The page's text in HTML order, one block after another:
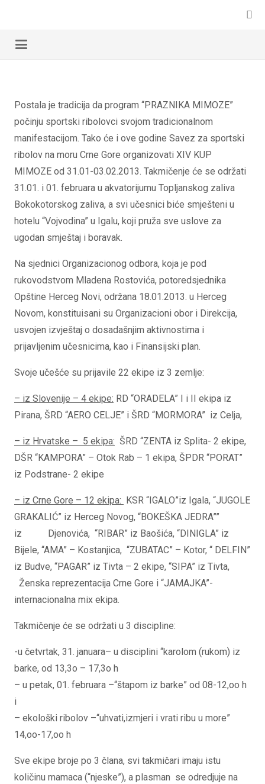
Postala je tradicija da program “PRAZNIKA MIMOZE”
počinju sportski ribolovci svojom tradicionalnom
manifestacijom. Tako će i ove godine Savez za sportski
ribolov na moru Crne Gore organizovati XIV KUP
MIMOZE od 31.01-03.02.2013. Takmičenje će se održati
31.01. i 01. februara u akvatorijumu Topljanskog zaliva
Bokokotorskog zaliva, a svi učesnici biće smješteni u
hotelu “Vojvodina” u Igalu, koji pruža sve uslove za
ugodan smještaj i boravak.
Na sjednici Organizacionog odbora, koja je pod
rukovodstvom Mladena Rostovića, potoredsjednika
Opštine Herceg Novi, održana 18.01.2013. u Herceg
Novom, konstituisani su Organizacioni obor i Direkcija,
usvojen izvještaj o dosadašnjim aktivnostima i
prijavljenim učesnicima, kao i Finansijski plan.
Svoje učešće su prijavile 22 ekipe iz 3 zemlje:
– iz Slovenije – 4 ekipe: RD “ORADELA” I i II ekipa iz
Pirana, ŠRD “AERO CELJE” i ŠRD “MORMORA” iz Celja,
– iz Hrvatske – 5 ekipa: ŠRD “ZENTA iz Splita- 2 ekipe,
DŠR “KAMPORA” – Otok Rab – 1 ekipa, ŠPDR “PORAT”
iz Podstrane- 2 ekipe
– iz Crne Gore – 12 ekipa: KSR “IGALO”iz Igala, “JUGOLE
GRAKALIĆ” iz Herceg Novog, “BOKEŠKA JEDRA””
iz Djenovića, “RIBAR” iz Baošića, “DINIGLA” iz
Bijele, “AMA” – Kostanjica, “ZUBATAC” – Kotor, “ DELFIN”
iz Budve, “PAGAR” iz Tivta – 2 ekipe, “SIPA” iz Tivta,
Ženska reprezentacija Crne Gore i “JAMAJKA”-
internacionalna mix ekipa.
Takmičenje će se održati u 3 discipline:
-u četvrtak, 31. januara– u disciplini “karolom (rukom) iz
barke, od 13,3o – 17,3o h
– u petak, 01. februara –“štapom iz barke” od 08-12,oo h
i
– ekološki ribolov –“uhvati,izmjeri i vrati ribu u more”
14,oo-17,oo h
Sve ekipe broje po 3 člana, svi takmičari imaju istu
količinu mamaca (“njeske”), a plasman se odredjuje na